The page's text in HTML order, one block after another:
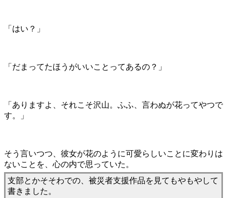
「はい？」
「だまってたほうがいいことってあるの？」
「ありますよ、それこそ沢山。ふふ、言わぬが花ってやつで
す。」
そう言いつつ、彼女が花のように可愛らしいことに変わりは
ないことを、心の内で思っていた。
支部とかそそわでの、被災者支援作品を見てもやもやして
書きました。